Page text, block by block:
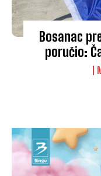
Bosanac
poručio: